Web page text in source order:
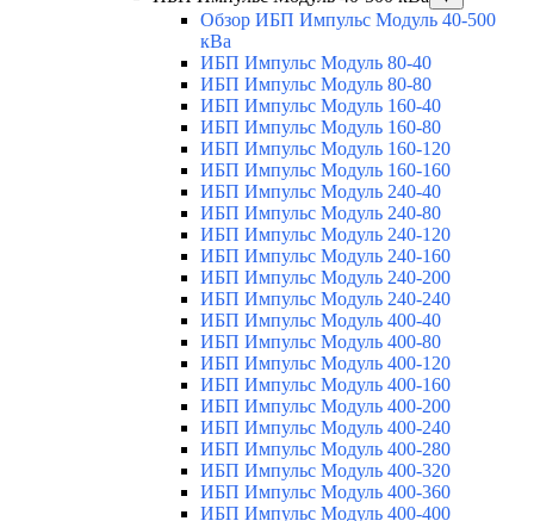
Обзор ИБП Импульс Модуль 40-500
кВа
ИБП Импульс Модуль 80-40
ИБП Импульс Модуль 80-80
ИБП Импульс Модуль 160-40
ИБП Импульс Модуль 160-80
ИБП Импульс Модуль 160-120
ИБП Импульс Модуль 160-160
ИБП Импульс Модуль 240-40
ИБП Импульс Модуль 240-80
ИБП Импульс Модуль 240-120
ИБП Импульс Модуль 240-160
ИБП Импульс Модуль 240-200
ИБП Импульс Модуль 240-240
ИБП Импульс Модуль 400-40
ИБП Импульс Модуль 400-80
ИБП Импульс Модуль 400-120
ИБП Импульс Модуль 400-160
ИБП Импульс Модуль 400-200
ИБП Импульс Модуль 400-240
ИБП Импульс Модуль 400-280
ИБП Импульс Модуль 400-320
ИБП Импульс Модуль 400-360
ИБП Импульс Модуль 400-400